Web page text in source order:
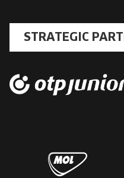
STRATEGIC